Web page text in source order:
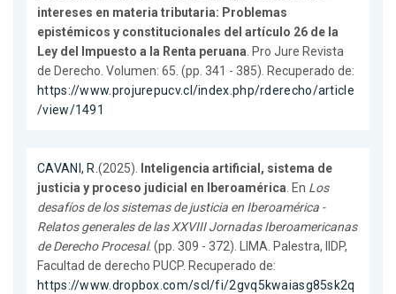
intereses en materia tributaria: Problemas
epistémicos y constitucionales del artículo 26 de la
Ley del Impuesto a la Renta peruana. Pro Jure Revista
de Derecho. Volumen: 65. (pp. 341 - 385). Recuperado de:
https://www.projurepucv.cl/index.php/rderecho/article
/view/1491
CAVANI, R.(2025). Inteligencia artificial, sistema de
justicia y proceso judicial en Iberoamérica. En Los
desafíos de los sistemas de justicia en Iberoamérica -
Relatos generales de las XXVIII Jornadas Iberoamericanas
de Derecho Procesal. (pp. 309 - 372). LIMA. Palestra, IIDP,
Facultad de derecho PUCP. Recuperado de:
https://www.dropbox.com/scl/fi/2gvq5kwaiasg85sk2q